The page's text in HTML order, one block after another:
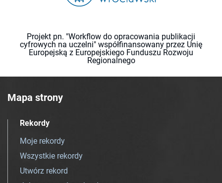
Projekt pn. "Workflow do opracowania publikacji
cyfrowych na uczelni" współfinansowany przez Unię
Europejską z Europejskiego Funduszu Rozwoju
Regionalnego
Mapa strony
Rekordy
Moje rekordy
Wszystkie rekordy
Utwórz rekord